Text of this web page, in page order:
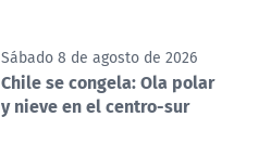
Sábado 8 de agosto de 2026
Chile se congela: Ola polar
y nieve en el centro-sur